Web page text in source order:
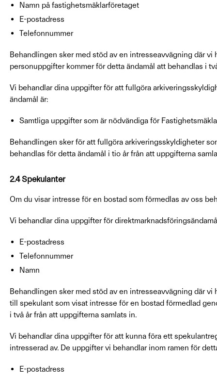
Namn på fastighetsmäklarföretaget
E-postadress
Telefonnummer
Behandlingen sker med stöd av en intresseavvägning där
personuppgifter kommer för detta ändamål att behandlas i
Vi behandlar dina uppgifter för att fullgöra
ändamål är:
Samtliga uppgifter som är nödvändiga för
Behandlingen sker för att fullgöra arkiveringsskyldigheter
behandlas för detta ändamål i tio år från att uppgifterna
2.4 Spekulanter
Om du visar intresse för en bostad som förmedlas av oss
Vi behandlar dina uppgifter för
E-postadress
Telefonnummer
Namn
Behandlingen sker med stöd av en intresseavvägning där
till spekulant som visat intresse för en bostad förmedlad
i två år från att uppgifterna samlats in.
Vi behandlar dina uppgifter för att kunna föra ett
intresserad av. De uppgifter vi behandlar inom ramen för
E-postadress